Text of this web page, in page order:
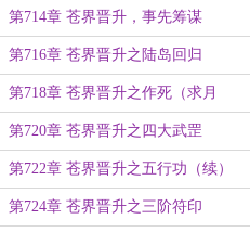
第714章 苍界晋升，事先筹谋
第716章 苍界晋升之陆岛回归
第718章 苍界晋升之作死（求月
票）
第720章 苍界晋升之四大武罡
第722章 苍界晋升之五行功（续）
第724章 苍界晋升之三阶符印